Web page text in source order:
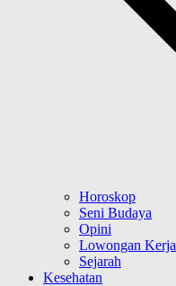
Horoskop
Seni Budaya
Opini
Lowongan Kerja
Sejarah
Kesehatan